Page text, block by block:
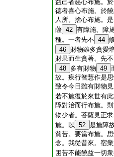
益己者慈心布施。
徳者喜心布施。於
人所。捨心布施。
薩 42 有障施。障
種。一者先不 44
46 財物雖多貪愛
財果而生貪著。先
48 多有財物 49
故。疾行智慧作是
致令今日雖有財物
若不施復於來世有
障對治而行布施。
物少者。菩薩見正
施。以 52 是施障
貧苦。要當布施。
念。我從昔來。宿
困苦不能饒益一切